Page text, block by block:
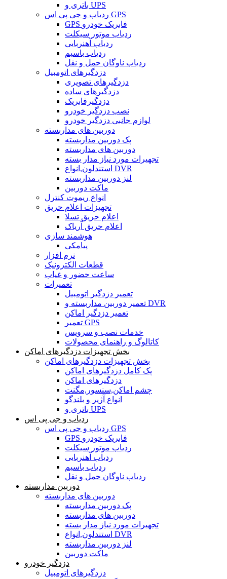
باتری و UPS
ردیاب و جی پی اس GPS
GPS فابریک خودرو
ردیاب موتور سیکلت
ردیاب آهنربایی
ردیاب باسیم
ردیاب ناوگان حمل و نقل
دزدگیرهای اتومبیل
دزدگیرهای تصویری
دزدگیرهای ساده
دزدگیرفابریک
نصب دزدگیر خودرو
لوازم جانبی دزدگیر خودرو
دوربین های مداربسته
پک دوربین مداربسته
دوربین های مداربسته
تجهیرات مورد نیاز مدار بسته
استندلون,انواع DVR
لنز دوربین مداربسته
ماکت دوربین
انواع ریموت کنترل
تجهیزات اعلام حریق
اعلام حریق تسلا
اعلام حریق آریاک
هوشمند سازی
پیامکی
نرم افزار
قطعات الکترونیک
ساعت حضور و غیاب
تعمیرات
تعمیر دزدگیر اتومبیل
تعمیر دوربین مداربسته و DVR
تعمیر دزدگیر اماکن
تعمیر GPS
خدمات نصب و سرویس
کاتالوگ و راهنمای محصولات
بخش تجهیزات دزدگیرهای اماکن
بخش تجهیزات دزدگیرهای اماکن
پک کامل دزدگیرهای اماکن
دزدگیرهای اماکن
چشم اماکن,سنسور,مگنت
انواع آژیر و بلندگو
باتری و UPS
ردیاب و جی پی اس
ردیاب و جی پی اس GPS
GPS فابریک خودرو
ردیاب موتور سیکلت
ردیاب آهنربایی
ردیاب باسیم
ردیاب ناوگان حمل و نقل
دوربین مداربسته
دوربین های مداربسته
پک دوربین مداربسته
دوربین های مداربسته
تجهیرات مورد نیاز مدار بسته
استندلون,انواع DVR
لنز دوربین مداربسته
ماکت دوربین
دزدگیر خودرو
دزدگیرهای اتومبیل